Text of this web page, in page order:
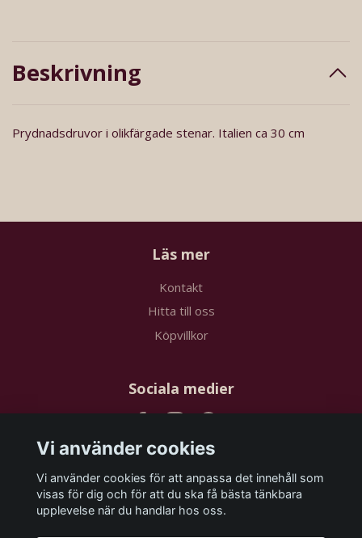
Beskrivning
Prydnadsdruvor i olikfärgade stenar. Italien ca 30 cm
Läs mer
Kontakt
Hitta till oss
Köpvillkor
Sociala medier
Prenumerera på vårt nyhetsbrev
Vi använder cookies
Vi använder cookies för att anpassa det innehåll som
visas för dig och för att du ska få bästa tänkbara
upplevelse när du handlar hos oss.